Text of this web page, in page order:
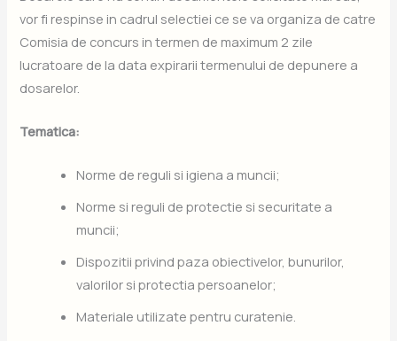
vor fi respinse in cadrul selectiei ce se va organiza de catre
Comisia de concurs in termen de maximum 2 zile
lucratoare de la data expirarii termenului de depunere a
dosarelor.
Tematica:
Norme de reguli si igiena a muncii;
Norme si reguli de protectie si securitate a
muncii;
Dispozitii privind paza obiectivelor, bunurilor,
valorilor si protectia persoanelor;
Materiale utilizate pentru curatenie.